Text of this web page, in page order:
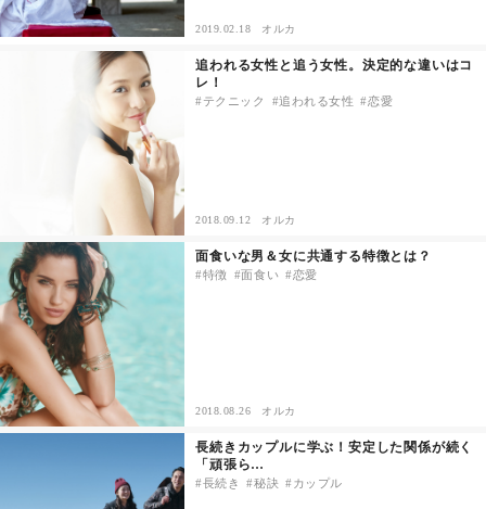
仕事とキャリア
占い・診断
ファッション・美容
グルメ
趣味・旅行
セックスライフ
不倫・だめ男
2019.02.18 オルカ
追われる女性と追う女性。決定的な違いはコ
レ！
テクニック 追われる女性 恋愛
2018.09.12 オルカ
面食いな男＆女に共通する特徴とは？
特徴 面食い 恋愛
2018.08.26 オルカ
長続きカップルに学ぶ！安定した関係が続く
「頑張ら…
長続き 秘訣 カップル